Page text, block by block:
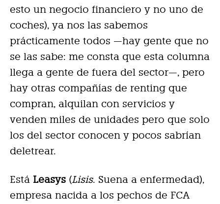
esto un negocio financiero y no uno de
coches), ya nos las sabemos
prácticamente todos —hay gente que no
se las sabe: me consta que esta columna
llega a gente de fuera del sector—, pero
hay otras compañías de renting que
compran, alquilan con servicios y
venden miles de unidades pero que solo
los del sector conocen y pocos sabrían
deletrear.
Está Leasys (Lisis. Suena a enfermedad),
empresa nacida a los pechos de FCA